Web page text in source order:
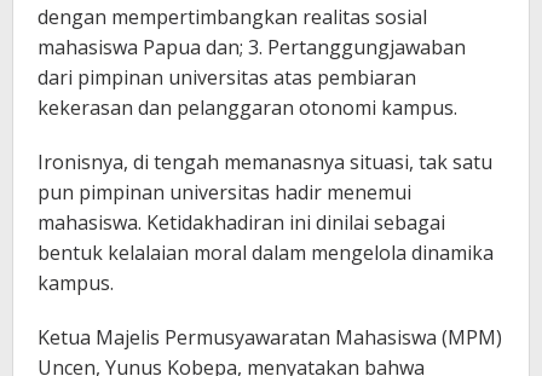
dengan mempertimbangkan realitas sosial
mahasiswa Papua dan; 3. Pertanggungjawaban
dari pimpinan universitas atas pembiaran
kekerasan dan pelanggaran otonomi kampus.
Ironisnya, di tengah memanasnya situasi, tak satu
pun pimpinan universitas hadir menemui
mahasiswa. Ketidakhadiran ini dinilai sebagai
bentuk kelalaian moral dalam mengelola dinamika
kampus.
Ketua Majelis Permusyawaratan Mahasiswa (MPM)
Uncen, Yunus Kobepa, menyatakan bahwa